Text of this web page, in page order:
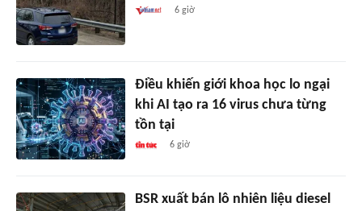
6 giờ
Điều khiến giới khoa học lo ngại
khi AI tạo ra 16 virus chưa từng
tồn tại
6 giờ
BSR xuất bán lô nhiên liệu diesel